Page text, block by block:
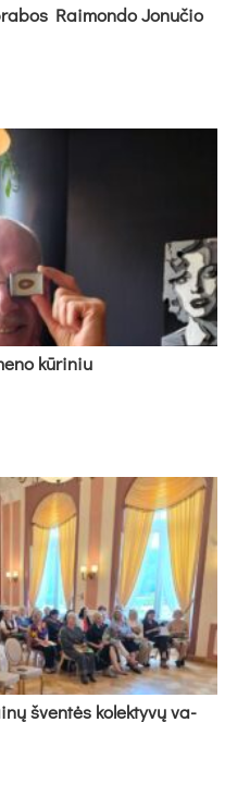
Rai­mon­do Jo­nu­čio
kū­ri­niu
šven­tės ko­lek­ty­vų va­